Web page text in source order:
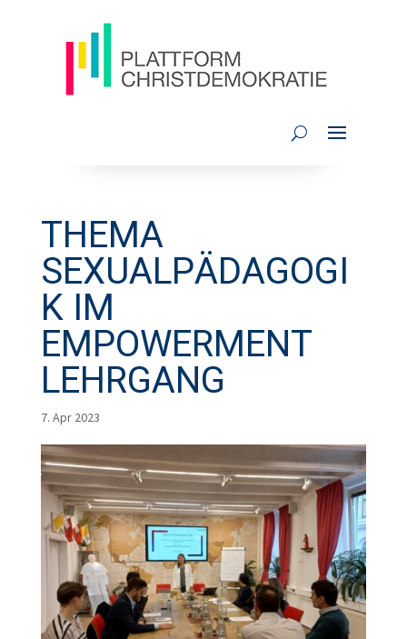
THEMA
SEXUALPÄDAGOGI
K IM
EMPOWERMENT
LEHRGANG
7. Apr 2023